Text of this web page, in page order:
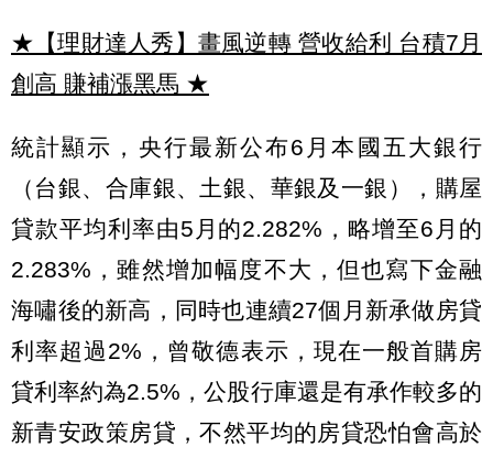
★【理財達人秀】畫風逆轉 營收給利 台積7月
創高 賺補漲黑馬 ★
統計顯示，央行最新公布6月本國五大銀行
（台銀、合庫銀、土銀、華銀及一銀），購屋
貸款平均利率由5月的2.282%，略增至6月的
2.283%，雖然增加幅度不大，但也寫下金融
海嘯後的新高，同時也連續27個月新承做房貸
利率超過2%，曾敬德表示，現在一般首購房
貸利率約為2.5%，公股行庫還是有承作較多的
新青安政策房貸，不然平均的房貸恐怕會高於